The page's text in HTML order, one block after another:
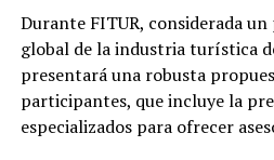
Durante FITUR, considerada
global de la industria turística
presentará una robusta
participantes, que incluye la
especializados para ofrecer